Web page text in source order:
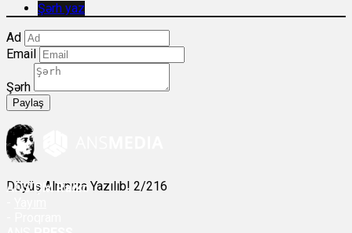
Şərh yaz
Ad
Email
Şərh
Paylaş
Döyüş Alnınıza Yazılıb! 2/216
ANSÇM Radio